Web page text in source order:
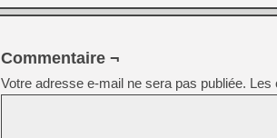
Commentaire ¬
Votre adresse e-mail ne sera pas publiée. Les